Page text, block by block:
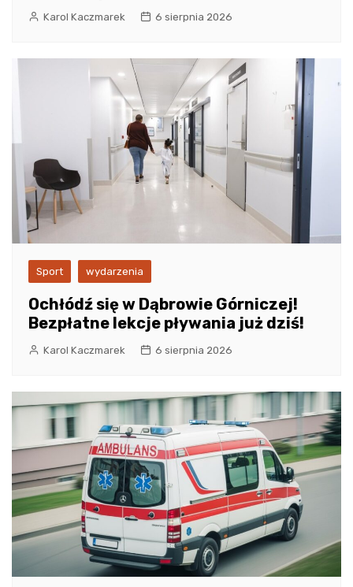
Karol Kaczmarek 6 sierpnia 2026
Sport wydarzenia
Ochłódź się w Dąbrowie Górniczej!
Bezpłatne lekcje pływania już dziś!
Karol Kaczmarek 6 sierpnia 2026